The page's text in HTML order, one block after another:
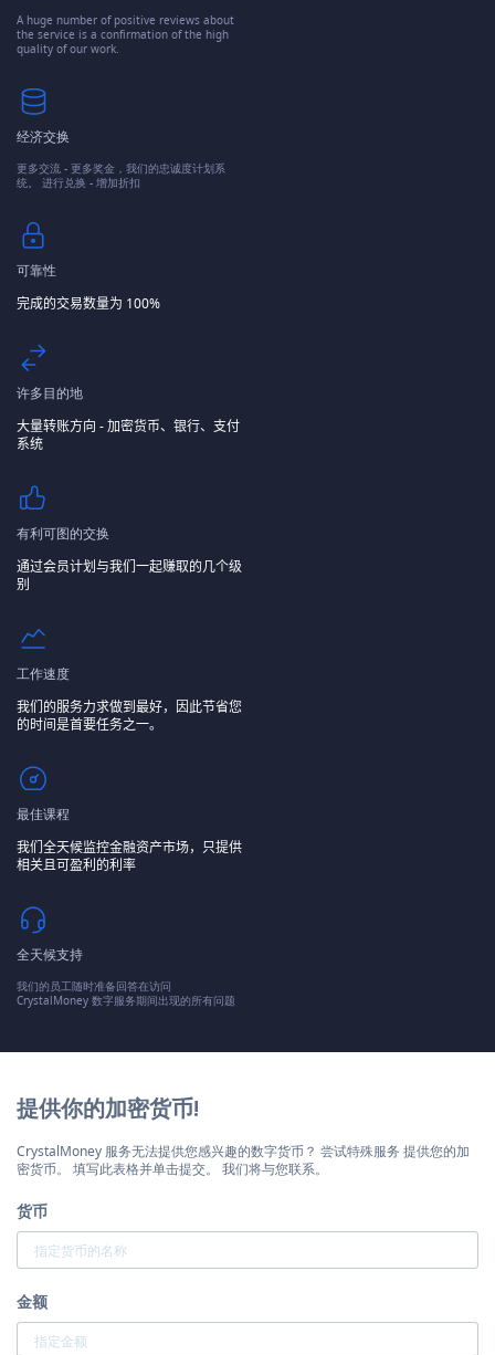
A huge number of positive reviews about
the service is a confirmation of the high
quality of our work.
经济交换
更多交流 - 更多奖金，我们的忠诚度计划系
统。 进行兑换 - 增加折扣
可靠性
完成的交易数量为 100%
许多目的地
大量转账方向 - 加密货币、银行、支付
系统
有利可图的交换
通过会员计划与我们一起赚取的几个级
别
工作速度
我们的服务力求做到最好，因此节省您
的时间是首要任务之一。
最佳课程
我们全天候监控金融资产市场，只提供
相关且可盈利的利率
全天候支持
我们的员工随时准备回答在访问
CrystalMoney 数字服务期间出现的所有问题
提供你的加密货币!
CrystalMoney 服务无法提供您感兴趣的数字货币？ 尝试特殊服务 提供您的加
密货币。 填写此表格并单击提交。 我们将与您联系。
货币
金额